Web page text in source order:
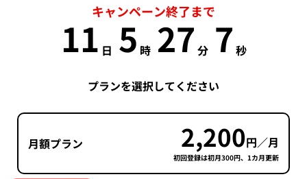
キャンペーン終了まで
11 日 5 時 27 分 6 秒
プランを選択してください
月額プラン 2,200円／月
初回登録は初月300円、1カ月更新